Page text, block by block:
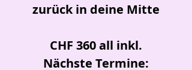
zurück in deine Mitte
CHF 360 all inkl.
Nächste Termine: